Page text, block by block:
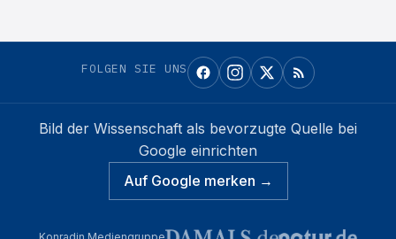
FOLGEN SIE UNS
Bild der Wissenschaft als bevorzugte Quelle bei
Google einrichten
Auf Google merken →